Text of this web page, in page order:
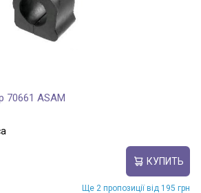
70661 ASAM
КУПИТЬ
Ще 2 пропозиції від 195 грн